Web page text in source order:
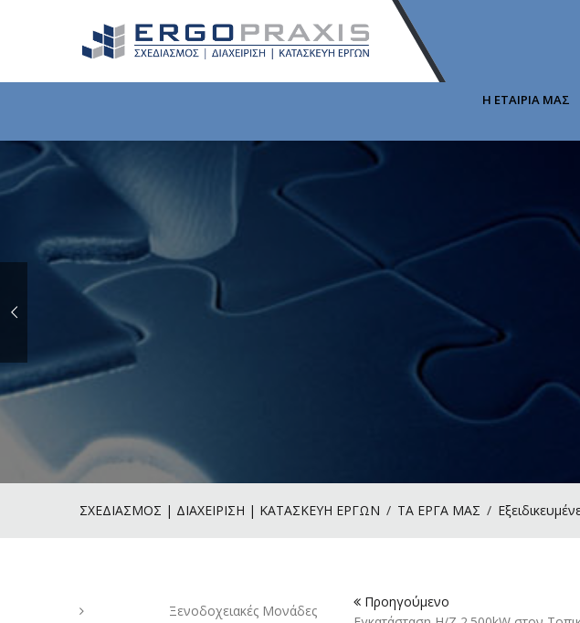
Η ΕΤΑΙΡΙΑ ΜΑΣ
ΣΧΕΔΙΑΣΜΟΣ | ΔΙΑΧΕΙΡΙΣΗ | ΚΑΤΑΣΚΕΥΗ ΕΡΓΩΝ ΤΑ ΕΡΓΑ ΜΑΣ
Ξενοδοχειακές Μονάδες
Προηγούμενο